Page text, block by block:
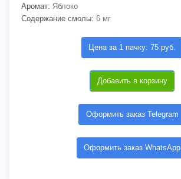
Аромат: Яблоко
Содержание смолы: 6 мг
Цена за 1 пачку: 75 руб.
Добавить в корзину
Оформить заказ Telegram
Оформить заказ WhatsApp